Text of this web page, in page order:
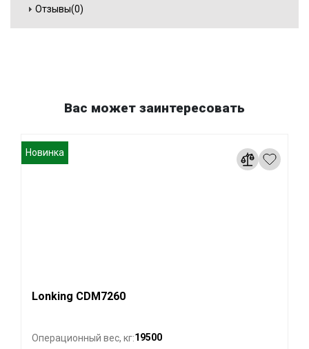
Отзывы(0)
Вас может заинтересовать
Новинка
Lonking CDM7260
Операционный вес, кг:19500